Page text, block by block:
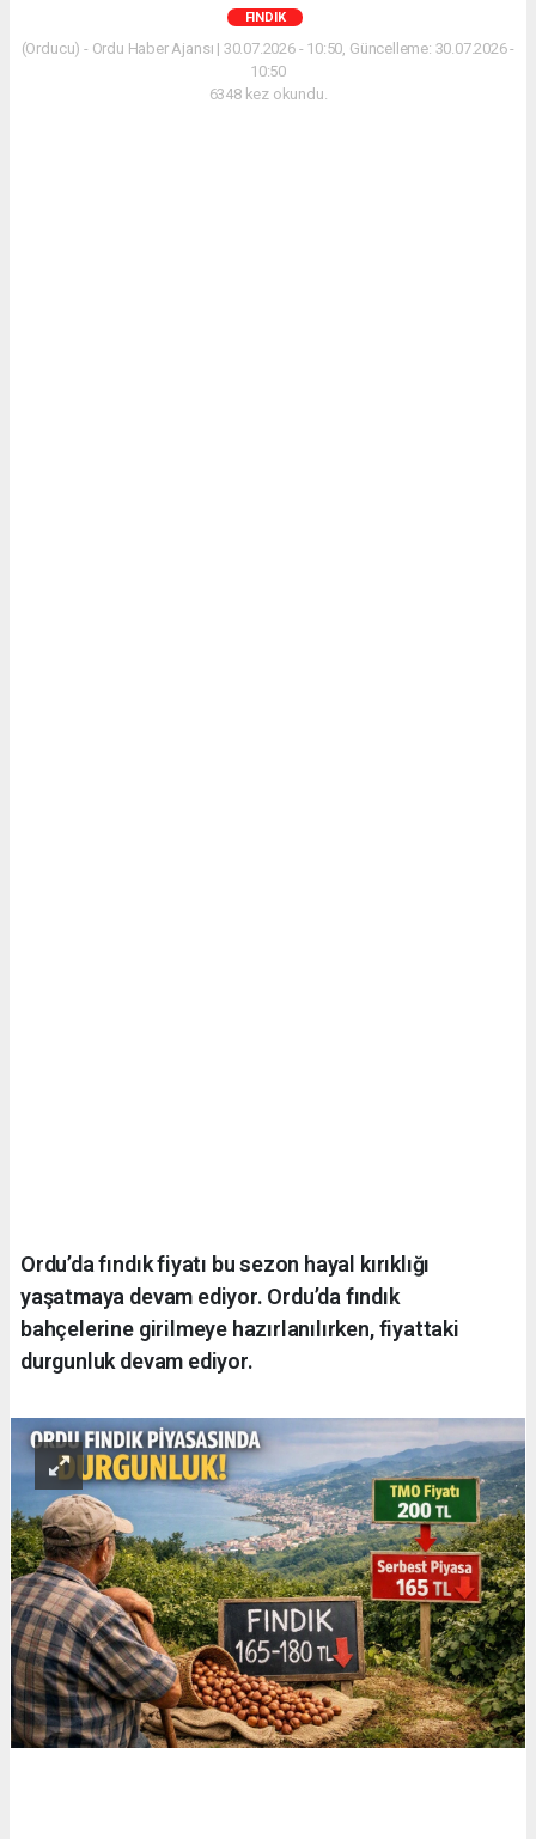
FINDIK
(Orducu) - Ordu Haber Ajansı | 30.07.2026 - 10:50, Güncelleme: 30.07.2026 -
10:50
6348 kez okundu.
Ordu’da fındık fiyatı bu sezon hayal kırıklığı
yaşatmaya devam ediyor. Ordu’da fındık
bahçelerine girilmeye hazırlanılırken, fiyattaki
durgunluk devam ediyor.